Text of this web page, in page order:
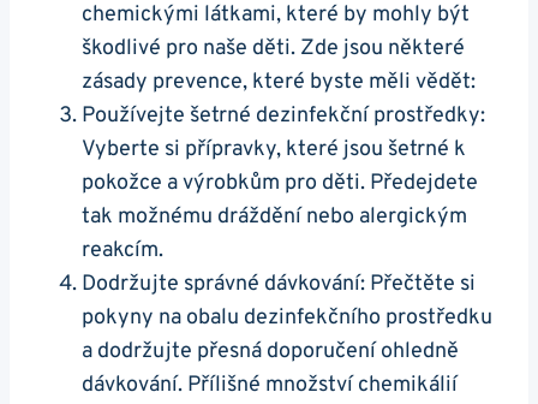
chemickými látkami, které by mohly být
škodlivé pro naše děti. Zde jsou některé
zásady prevence, které byste měli vědět:
Používejte šetrné dezinfekční prostředky:
Vyberte si přípravky, které jsou šetrné k
pokožce a výrobkům pro děti. Předejdete
tak možnému dráždění nebo alergickým
reakcím.
Dodržujte správné dávkování: Přečtěte si
pokyny na obalu dezinfekčního prostředku
a dodržujte přesná doporučení ohledně
dávkování. Přílišné množství chemikálií